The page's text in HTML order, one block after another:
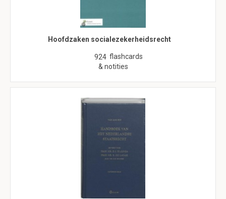
Hoofdzaken socialezekerheidsrecht
924 flashcards
& notities